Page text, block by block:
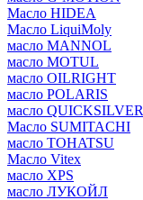
Масло HIDEA
Масло LiquiMoly
масло MANNOL
масло MOTUL
масло OILRIGHT
масло POLARIS
масло QUICKSILVER
Масло SUMITACHI
масло TOHATSU
Масло Vitex
масло XPS
масло ЛУКОЙЛ